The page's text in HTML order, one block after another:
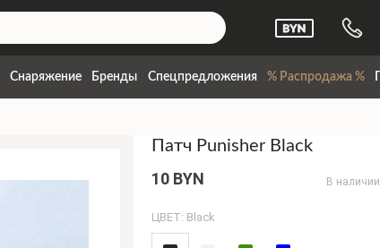
Снаряжение Бренды Спецпредложения % Распродажа %
Патч Punisher Black
10 BYN В наличии
ЦВЕТ: Black